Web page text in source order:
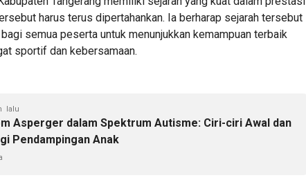
harus terus dipertahankan. Ia berharap sejarah tersebut
semua peserta untuk menunjukkan kemampuan terbaik
sportif dan kebersamaan.
lalu
Asperger dalam Spektrum Autisme: Ciri-ciri Awal dan
Pendampingan Anak